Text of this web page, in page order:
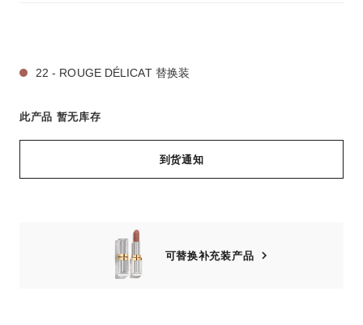
22 - ROUGE DÉLICAT 替换装
此产品 暂无库存
到货通知
可替换补充装产品